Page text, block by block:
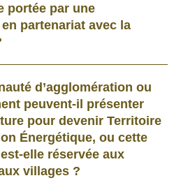
portée par une
partenariat avec la
d’agglomération ou
peuvent-il présenter
pour devenir Territoire
Énergétique, ou cette
elle réservée aux
villages ?